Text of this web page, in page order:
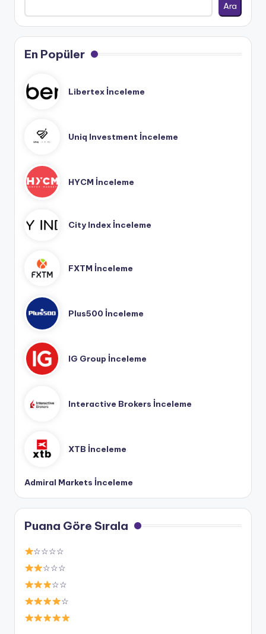
Ara
En Popüler
Libertex İnceleme
Uniq Investment İnceleme
HYCM İnceleme
City Index İnceleme
FXTM İnceleme
Plus500 İnceleme
IG Group İnceleme
Interactive Brokers İnceleme
XTB İnceleme
Admiral Markets İnceleme
Puana Göre Sırala
☆☆☆☆
☆☆☆
☆☆
☆